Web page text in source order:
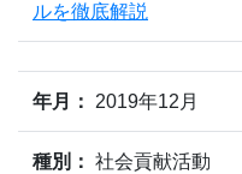
ルを徹底解説
年月： 2019年12月
種別： 社会貢献活動